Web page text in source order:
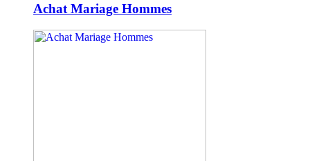
Achat Mariage Hommes